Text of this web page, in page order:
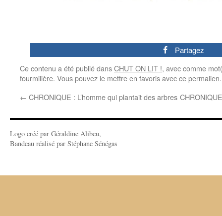
Partagez
Ce contenu a été publié dansCHUT ON LIT !, avec comme
fourmilière. Vous pouvez le mettre en favoris avecce permalien.
← CHRONIQUE : L’homme qui plantait des arbres
Logo créé par Géraldine Alibeu,
Bandeau réalisé par Stéphane Sénégas